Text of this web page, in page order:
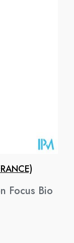
Focus Bio